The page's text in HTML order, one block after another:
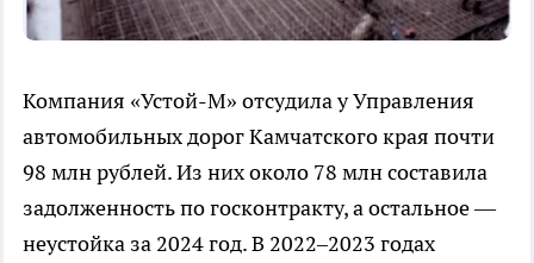
Компания «Устой-М» отсудила у Управления
автомобильных дорог Камчатского края почти
98 млн рублей. Из них около 78 млн составила
задолженность по госконтракту, а остальное —
неустойка за 2024 год. В 2022–2023 годах